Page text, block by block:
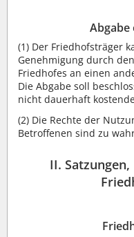
Abgabe
(1) Der Friedhofsträger
Genehmigung durch
Friedhofes an einen
Die Abgabe soll
nicht dauerhaft
(2) Die Rechte der
Betroffenen sind zu
II.